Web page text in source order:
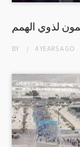
لذوي الهمم
BY 4 YEARSAGO